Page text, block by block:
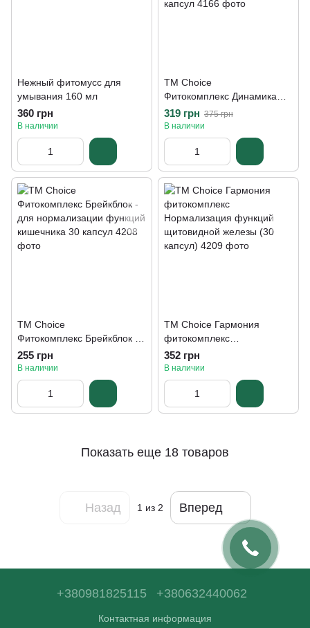
Нежный фитомусс для
умывания 160 мл
360 грн
В наличии
TM Choice
Фитокомплекс Динамика
для уменьшения признаков
хронической усталости 30
капсул
319 грн 375 грн
В наличии
TM Choice
Фитокомплекс Брейкблок -
для нормализации функций
кишечника 30 капсул
255 грн
В наличии
TM Choice Гармония
фитокомплекс
Нормализация функций
щитовидной железы (30
капсул)
352 грн
В наличии
Показать еще 18 товаров
Назад 1 из 2 Вперед
+380981825115 +380632440062
Контактная информация